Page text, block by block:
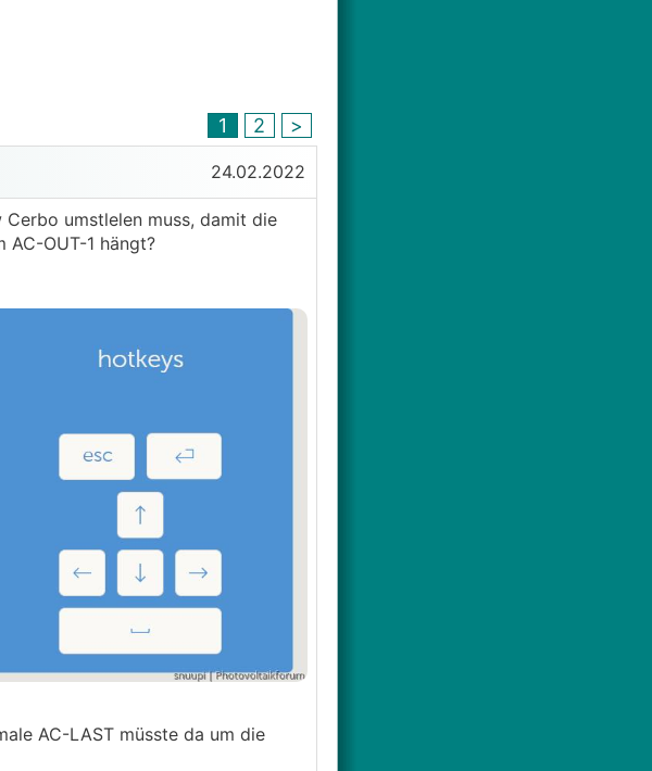
1 2 >
24.02.2022
umstlelen muss, damit die
AC-OUT-1 hängt?
AC-LAST müsste da um die